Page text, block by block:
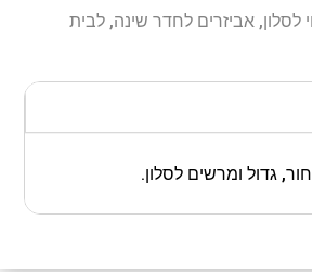
לסלון,אביזרים לחדר שינה,לבית
גדול ומרשים לסלון.